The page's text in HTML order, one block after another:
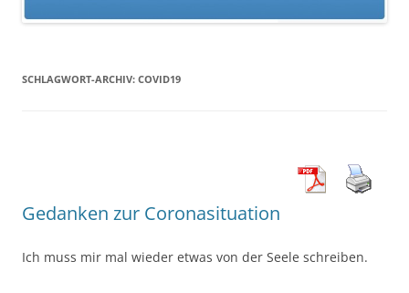
SCHLAGWORT-ARCHIV: COVID19
Gedanken zur Coronasituation
Ich muss mir mal wieder etwas von der Seele schreiben.